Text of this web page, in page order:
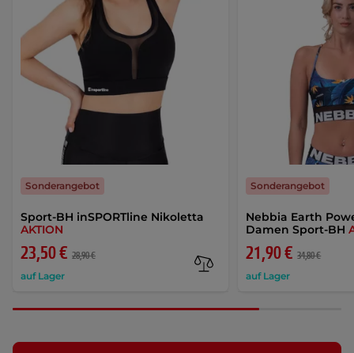
Sport-BH inSPORTline Nikoletta
AKTION
23,50 € 28,90 €
auf Lager
Sonderangebot
Nebbia Earth
Damen Sport-BH
21,90 € 34,80 €
auf Lager
Sonderangebot